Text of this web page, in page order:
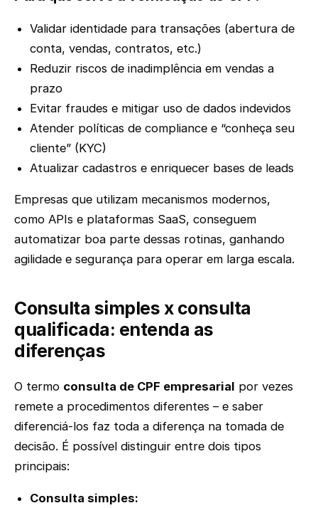
Validar identidade para transações (abertura de
conta, vendas, contratos, etc.)
Reduzir riscos de inadimplência em vendas a
prazo
Evitar fraudes e mitigar uso de dados indevidos
Atender políticas de compliance e “conheça seu
cliente” (KYC)
Atualizar cadastros e enriquecer bases de leads
Empresas que utilizam mecanismos modernos,
como APIs e plataformas SaaS, conseguem
automatizar boa parte dessas rotinas, ganhando
agilidade e segurança para operar em larga escala.
Consulta simples x consulta
qualificada: entenda as
diferenças
O termo consulta de CPF empresarial por vezes
remete a procedimentos diferentes – e saber
diferenciá-los faz toda a diferença na tomada de
decisão. É possível distinguir entre dois tipos
principais:
Consulta simples: